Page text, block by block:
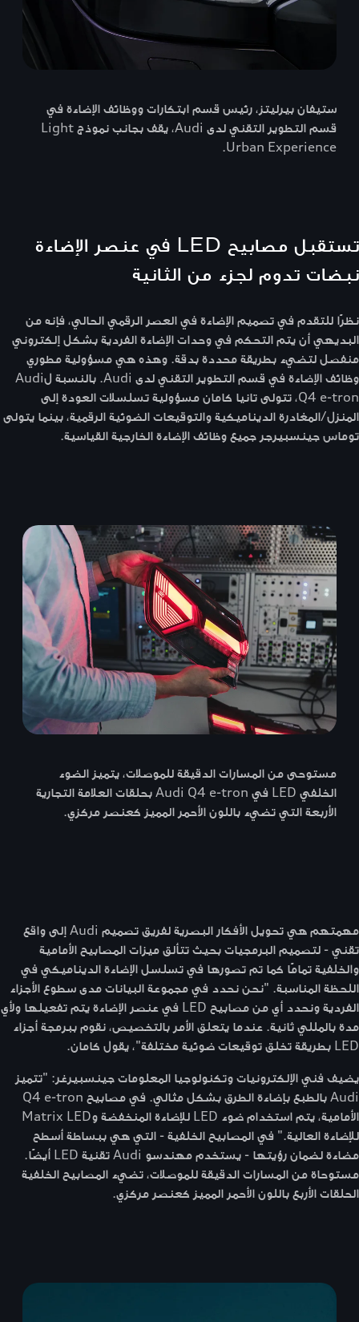
ستيفان بيرليتز، رئيس قسم ابتكارات ووظائف الإضاءة في
قسم التطوير التقني لدى Audi، يقف بجانب نموذج Light
Urban Experience.
تستقبل مصابيح LED في عنصر الإضاءة
نبضات تدوم لجزء من الثانية
نظرًا للتقدم في تصميم الإضاءة في العصر الرقمي الحالي، فإنه من
البديهي أن يتم التحكم في وحدات الإضاءة الفردية بشكل إلكتروني
منفصل لتضيء بطريقة محددة بدقة. وهذه هي مسؤولية مطوري
وظائف الإضاءة في قسم التطوير التقني لدى Audi. بالنسبة لAudi
Q4 e-tron، تتولى تانيا كامان مسؤولية تسلسلات العودة إلى
المنزل/المغادرة الديناميكية والتوقيعات الضوئية الرقمية، بينما يتولى
توماس جينسبيرجر جميع وظائف الإضاءة الخارجية القياسية.
مستوحى من المسارات الدقيقة للموصلات، يتميز الضوء
الخلفي LED في Audi Q4 e-tron بحلقات العلامة التجارية
الأربعة التي تضيء باللون الأحمر المميز كعنصر مركزي.
مهمتهم هي تحويل الأفكار البصرية لفريق تصميم Audi إلى واقع
تقني - لتصميم البرمجيات بحيث تتألق ميزات المصابيح الأمامية
والخلفية تمامًا كما تم تصورها في تسلسل الإضاءة الديناميكي في
اللحظة المناسبة. "نحن نحدد في مجموعة البيانات مدى سطوع الأجزاء
الفردية ونحدد أي من مصابيح LED في عنصر الإضاءة يتم تفعيلها ولأي
مدة بالمللي ثانية. عندما يتعلق الأمر بالتخصيص، نقوم ببرمجة أجزاء
LED بطريقة تخلق توقيعات ضوئية مختلفة"، يقول كامان.
يضيف فني الإلكترونيات وتكنولوجيا المعلومات جينسبيرغر: "تتميز
Audi بالطبع بإضاءة الطرق بشكل مثالي. في مصابيح Q4 e-tron
الأمامية، يتم استخدام ضوء LED للإضاءة المنخفضة وMatrix LED
للإضاءة العالية." في المصابيح الخلفية - التي هي ببساطة أسطح
مضاءة لضمان رؤيتها - يستخدم مهندسو Audi تقنية LED أيضًا.
مستوحاة من المسارات الدقيقة للموصلات، تضيء المصابيح الخلفية
الحلقات الأربع باللون الأحمر المميز كعنصر مركزي.